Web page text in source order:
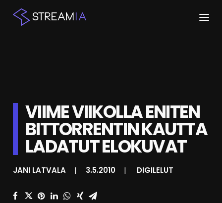
KESKUSTELU
SHOP
VIIME VIIKOLLA ENITEN
BITTORRENTIN KAUTTA
LADATUT ELOKUVAT
JANI LATVALA | 3.5.2010 | DIGILELUT